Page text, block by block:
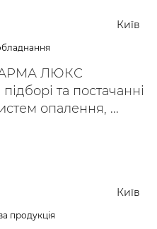
Київ
АРМА ЛЮКС
та постачанні
опалення, ...
Київ
продукція